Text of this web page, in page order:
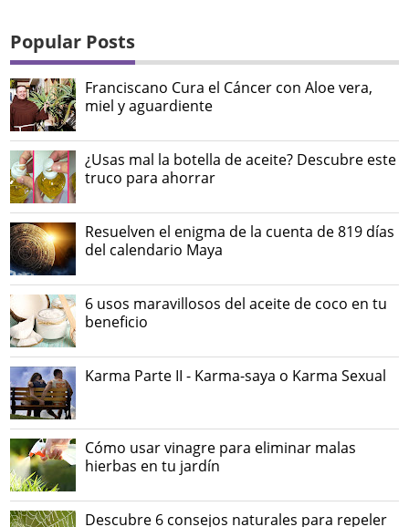
Popular Posts
Franciscano Cura el Cáncer con Aloe vera,
miel y aguardiente
¿Usas mal la botella de aceite? Descubre este
truco para ahorrar
Resuelven el enigma de la cuenta de 819 días
del calendario Maya
6 usos maravillosos del aceite de coco en tu
beneficio
Karma Parte II - Karma-saya o Karma Sexual
Cómo usar vinagre para eliminar malas
hierbas en tu jardín
Descubre 6 consejos naturales para repeler